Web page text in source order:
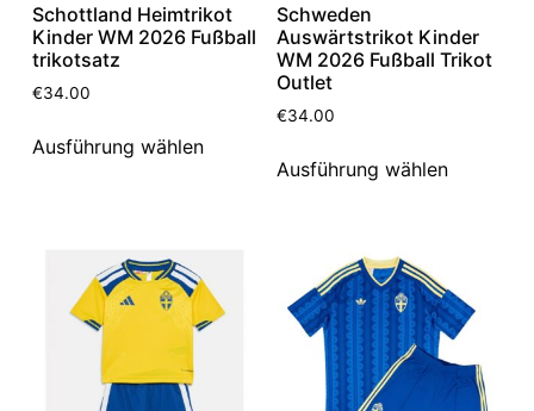
Schottland Heimtrikot
Kinder WM 2026 Fußball
trikotsatz
€34.00
Ausführung wählen
Schweden
Auswärtstrikot Kinder
WM 2026 Fußball Trikot
Outlet
€34.00
Ausführung wählen